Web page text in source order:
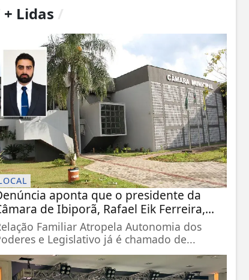
+ Lidas
aponta que o presidente da
de Ibiporã, Rafael Eik Ferreira,...
Familiar Atropela Autonomia dos
e Legislativo já é chamado de...